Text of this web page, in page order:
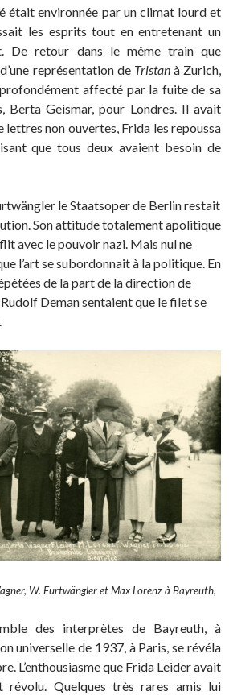
était environnée par un climat lourd et
les esprits tout en entretenant un
De retour dans le même train que
représentation de Tristan à Zurich,
affecté par la fuite de sa
Berta Geismar, pour Londres. Il avait
lettres non ouvertes, Frida les repoussa
que tous deux avaient besoin de
le Staatsoper de Berlin restait
Son attitude totalement apolitique
avec le pouvoir nazi. Mais nul ne
l’art se subordonnait à la politique. En
de la part de la direction de
Deman sentaient que le filet se
W. Furtwängler et Max Lorenz à Bayreuth,
des interprètes de Bayreuth, à
universelle de 1937, à Paris, se révéla
L’enthousiasme que Frida Leider avait
révolu. Quelques très rares amis lui